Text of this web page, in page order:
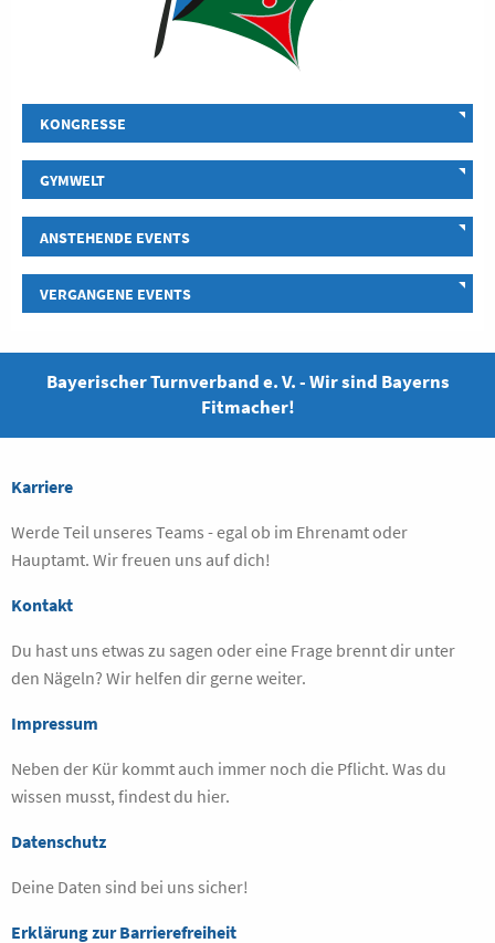
KONGRESSE
GYMWELT
ANSTEHENDE EVENTS
VERGANGENE EVENTS
Bayerischer Turnverband e. V. - Wir sind Bayerns
Fitmacher!
Karriere
Werde Teil unseres Teams - egal ob im Ehrenamt oder
Hauptamt. Wir freuen uns auf dich!
Kontakt
Du hast uns etwas zu sagen oder eine Frage brennt dir unter
den Nägeln? Wir helfen dir gerne weiter.
Impressum
Neben der Kür kommt auch immer noch die Pflicht. Was du
wissen musst, findest du hier.
Datenschutz
Deine Daten sind bei uns sicher!
Erklärung zur Barrierefreiheit